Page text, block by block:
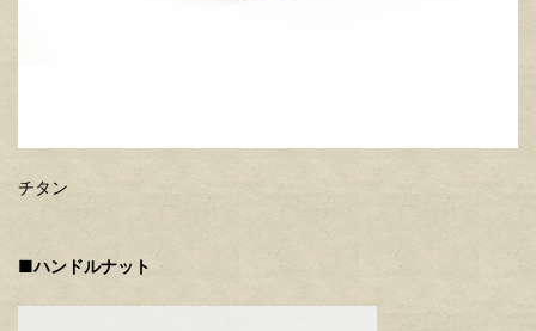
チタン
■ハンドルナット